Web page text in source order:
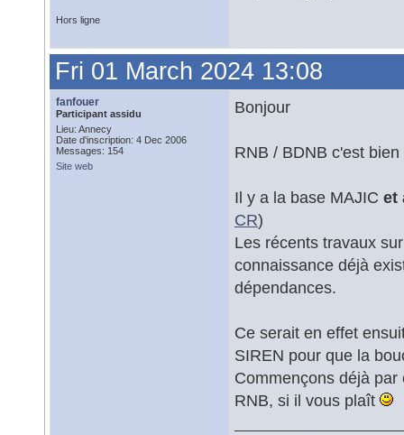
Hors ligne
Fri 01 March 2024 13:08
fanfouer
Participant assidu
Lieu: Annecy
Date d'inscription: 4 Dec 2006
Messages: 154
Site web
Bonjour
RNB / BDNB c'est
Il y a la base MAJIC et
CR)
Les récents travaux
connaissance déjà
dépendances.
Ce serait en effet
SIREN pour que la
Commençons déjà
RNB, si il vous plaît